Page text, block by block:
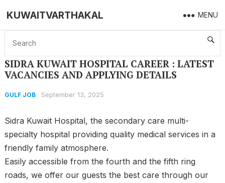
KUWAITVARTHAKAL MENU
Home GULF JOB SIDRA KUWAIT HOSPITAL CAREER : LATEST VACANCIES AND APPLYING DETAILS
SIDRA KUWAIT HOSPITAL CAREER : LATEST
VACANCIES AND APPLYING DETAILS
GULF JOB September 13, 2025
Sidra Kuwait Hospital, the secondary care multi-
specialty hospital providing quality medical services in a
friendly family atmosphere.
Easily accessible from the fourth and the fifth ring
roads, we offer our guests the best care through our